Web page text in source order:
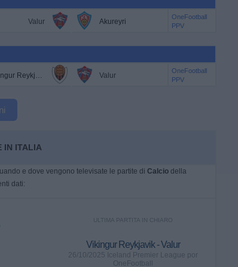
Valur Akureyri
OneFootball
PPV
Vikingur Reykjavik Valur
OneFootball
PPV
IN ITALIA
e dove vengono televisate le partite di Calciodella
dati:
ULTIMA PARTITA IN CHIARO
Vikingur Reykjavik - Valur
26/10/2025 Iceland Premier League por
OneFootball